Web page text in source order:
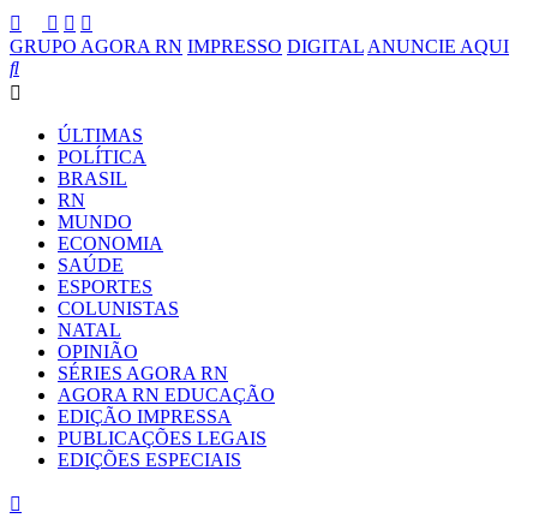
GRUPO AGORA RN IMPRESSO DIGITAL ANUNCIE AQUI
ÚLTIMAS
POLÍTICA
BRASIL
RN
MUNDO
ECONOMIA
SAÚDE
ESPORTES
COLUNISTAS
NATAL
OPINIÃO
SÉRIES AGORA RN
AGORA RN EDUCAÇÃO
EDIÇÃO IMPRESSA
PUBLICAÇÕES LEGAIS
EDIÇÕES ESPECIAIS